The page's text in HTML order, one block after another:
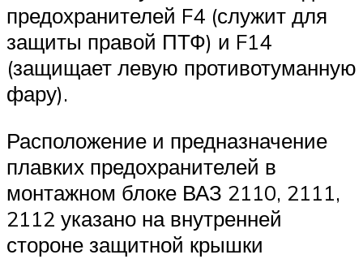
предохранителей F4 (служит для
защиты правой ПТФ) и F14
(защищает левую противотуманную
фару).
Расположение и предназначение
плавких предохранителей в
монтажном блоке ВАЗ 2110, 2111,
2112 указано на внутренней
стороне защитной крышки